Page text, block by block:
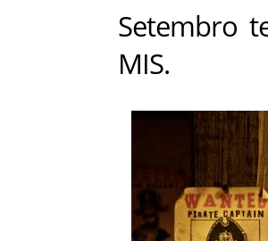
Setembro
MIS.